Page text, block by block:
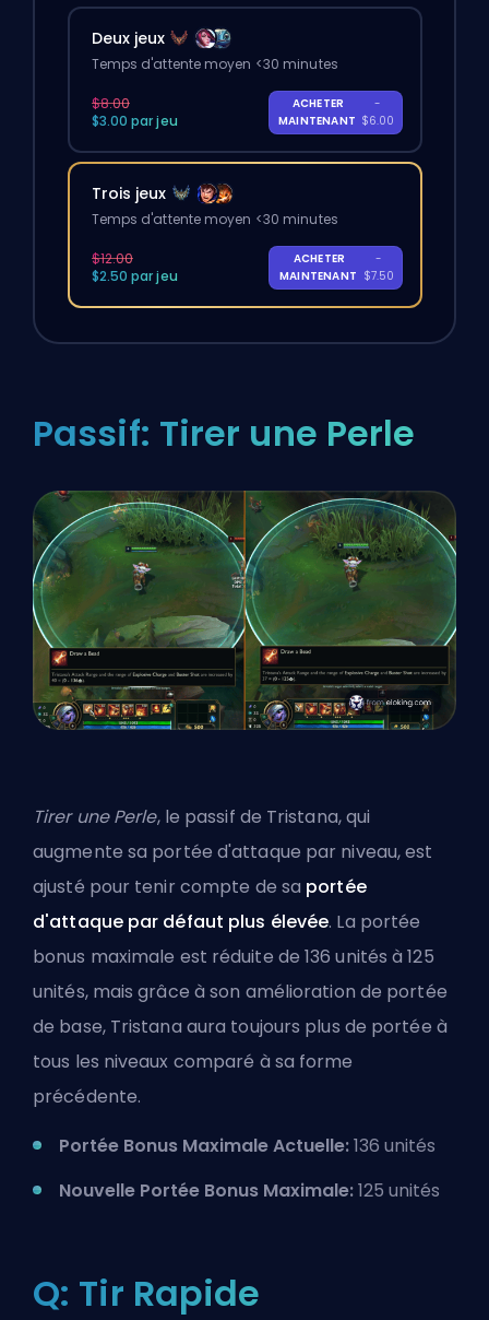
Deux jeux
Temps d'attente moyen <30 minutes
$8.00
$3.00 par jeu
ACHETER
MAINTENANT
-
$6.00
Trois jeux
Temps d'attente moyen <30 minutes
$12.00
$2.50 par jeu
ACHETER
MAINTENANT
-
$7.50
Passif: Tirer une Perle
Tirer une Perle, le passif de Tristana, qui
augmente sa portée d'attaque par niveau, est
ajusté pour tenir compte de sa portée
d'attaque par défaut plus élevée. La portée
bonus maximale est réduite de 136 unités à 125
unités, mais grâce à son amélioration de portée
de base, Tristana aura toujours plus de portée à
tous les niveaux comparé à sa forme
précédente.
Portée Bonus Maximale Actuelle:136 unités
Nouvelle Portée Bonus Maximale:125 unités
Q: Tir Rapide